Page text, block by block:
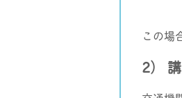
この場
2）